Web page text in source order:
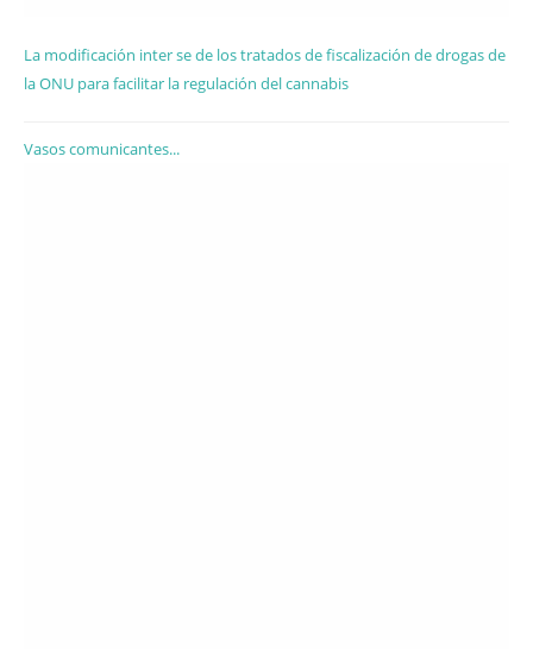
La modificación inter se de los tratados de fiscalización de drogas de
la ONU para facilitar la regulación del cannabis
Vasos comunicantes...